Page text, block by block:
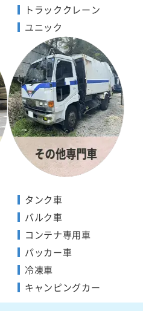
トラッククレーン
ユニック
タンク車
バルク車
コンテナ専用車
パッカー車
冷凍車
キャンピングカー